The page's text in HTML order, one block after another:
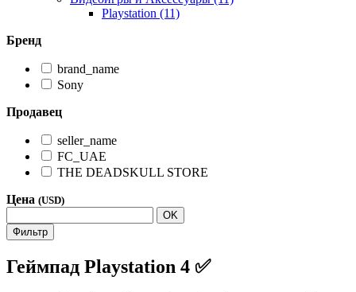
Playstation (11)
Бренд
brand_name
Sony
Продавец
seller_name
FC_UAE
THE DEADSKULL STORE
Цена (USD)
OK
Фильтр
Геймпад Playstation 4 ✅